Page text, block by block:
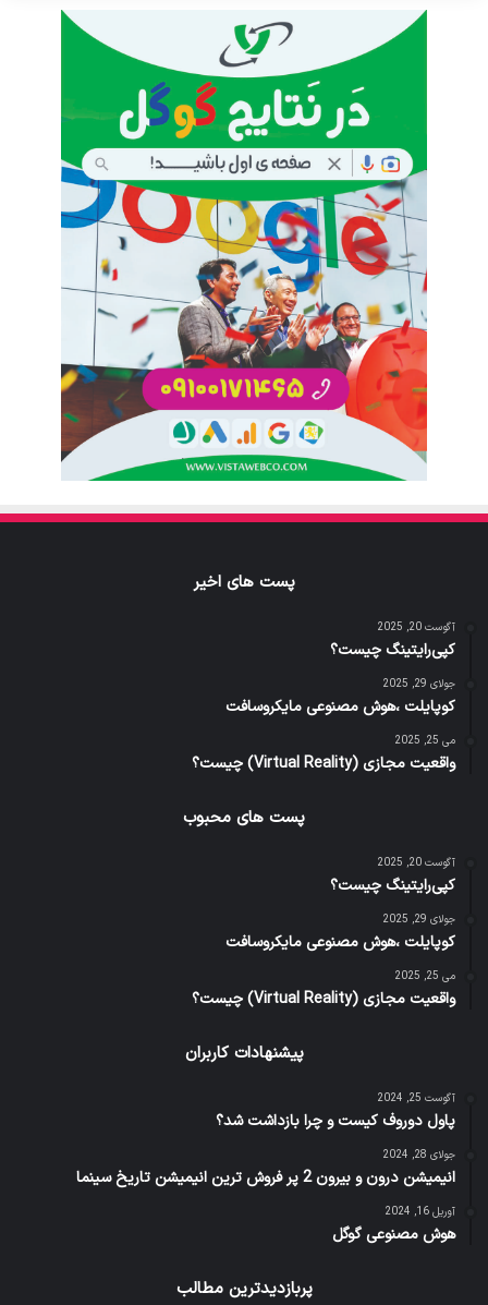
پست های اخیر
آگوست 20, 2025
کپی‌رایتینگ چیست؟
جولای 29, 2025
کوپایلت ،هوش مصنوعی مایکروسافت
می 25, 2025
واقعیت مجازی (Virtual Reality) چیست؟
پست های محبوب
آگوست 20, 2025
کپی‌رایتینگ چیست؟
جولای 29, 2025
کوپایلت ،هوش مصنوعی مایکروسافت
می 25, 2025
واقعیت مجازی (Virtual Reality) چیست؟
پیشنهادات کاربران
آگوست 25, 2024
پاول دوروف کیست و چرا بازداشت شد؟
جولای 28, 2024
انیمیشن درون و بیرون 2 پر فروش ترین انیمیشن تاریخ سینما
آوریل 16, 2024
هوش مصنوعی گوگل
پربازدیدترین مطالب